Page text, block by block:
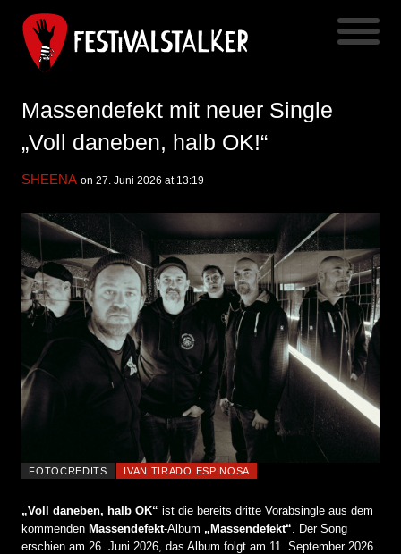
Massendefekt mit neuer Single
„Voll daneben, halb OK!“
SHEENA on 27. Juni 2026 at 13:19
FOTOCREDITS IVAN TIRADO ESPINOSA
„Voll daneben, halb OK“ ist die bereits dritte Vorabsingle aus dem
kommenden Massendefekt-Album „Massendefekt“ . Der Song
erschien am 26. Juni 2026, das Album folgt am 11. September 2026.